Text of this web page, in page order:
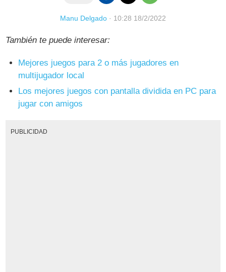
Manu Delgado · 10:28 18/2/2022
También te puede interesar:
Mejores juegos para 2 o más jugadores en
multijugador local
Los mejores juegos con pantalla dividida en PC para
jugar con amigos
PUBLICIDAD